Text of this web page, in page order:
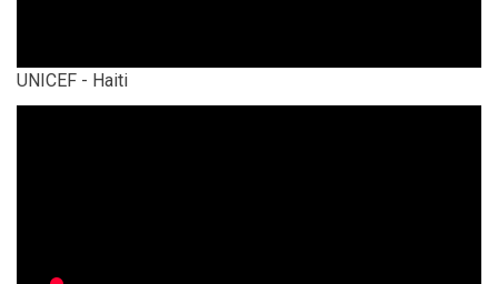
UNICEF - Haiti